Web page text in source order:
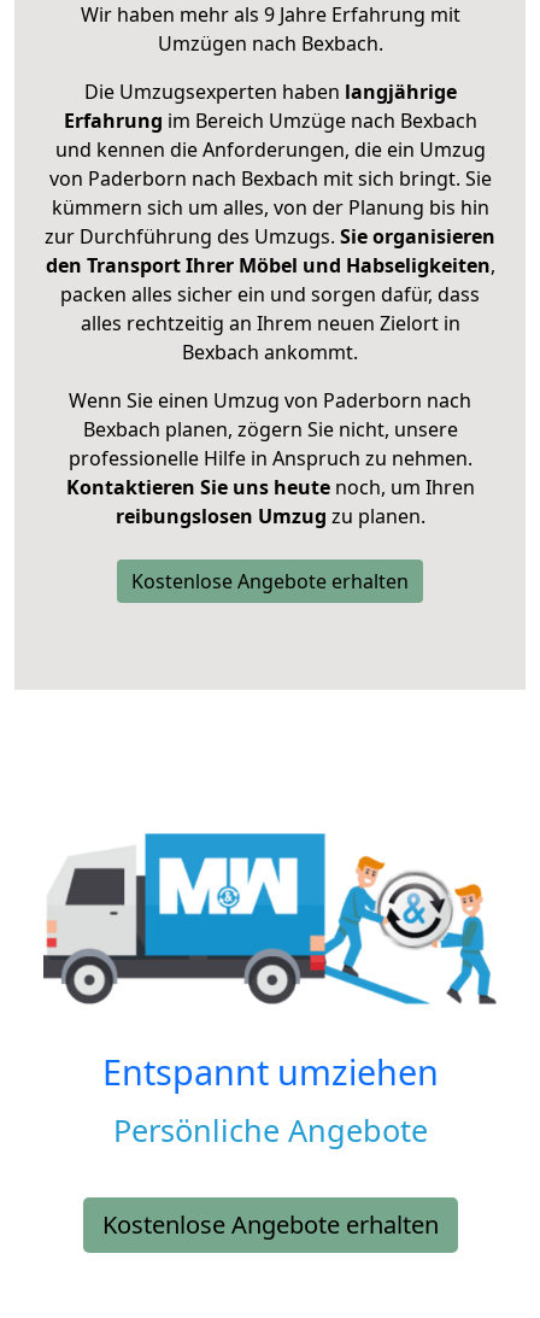
Wir haben mehr als 9 Jahre Erfahrung mit
Umzügen nach Bexbach.
Die Umzugsexperten haben langjährige
Erfahrung im Bereich Umzüge nach Bexbach
und kennen die Anforderungen, die ein Umzug
von Paderborn nach Bexbach mit sich bringt. Sie
kümmern sich um alles, von der Planung bis hin
zur Durchführung des Umzugs. Sie organisieren
den Transport Ihrer Möbel und Habseligkeiten,
packen alles sicher ein und sorgen dafür, dass
alles rechtzeitig an Ihrem neuen Zielort in
Bexbach ankommt.
Wenn Sie einen Umzug von Paderborn nach
Bexbach planen, zögern Sie nicht, unsere
professionelle Hilfe in Anspruch zu nehmen.
Kontaktieren Sie uns heutenoch, um Ihren
reibungslosen Umzug zu planen.
Kostenlose Angebote erhalten
Entspannt umziehen
Persönliche Angebote
Kostenlose Angebote erhalten